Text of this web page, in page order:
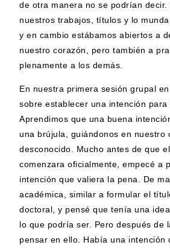
de otra manera no se podrían decir.
nuestros trabajos, títulos y lo
y en cambio estábamos abiertos a
nuestro corazón, pero también a
plenamente a los demás.
En nuestra primera sesión grupal
sobre establecer una intención para
Aprendimos que una buena
una brújula, guiándonos en nuestro
desconocido. Mucho antes de que
comenzara oficialmente, empecé a
intención que valiera la pena. De
académica, similar a formular el
doctoral, y pensé que tenía una
lo que podría ser. Pero después de
pensar en ello. Había una intención